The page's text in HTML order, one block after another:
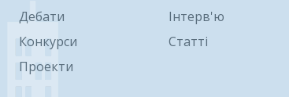
Дебати
Конкурси
Проекти
Інтерв'ю
Статті